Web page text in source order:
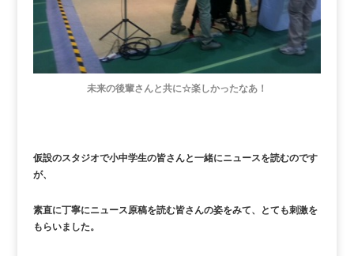
未来の後輩さんと共に☆楽しかったなあ！
仮設のスタジオで小中学生の皆さんと一緒にニュースを読むのです
が、
素直に丁寧にニュース原稿を読む皆さんの姿をみて、とても刺激を
もらいました。